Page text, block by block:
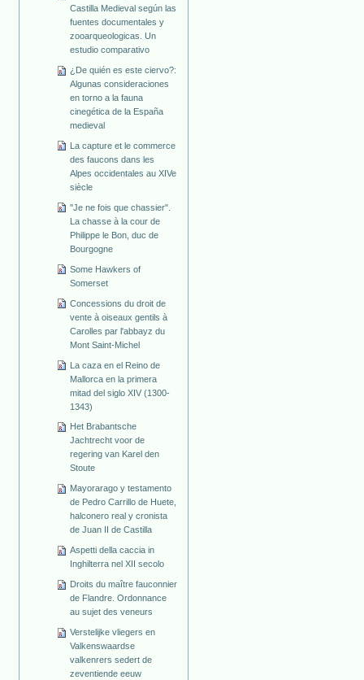
Castilla Medieval según las
fuentes documentales y
zooarqueologicas. Un
estudio comparativo
¿De quién es este ciervo?:
Algunas consideraciones
en torno a la fauna
cinegética de la España
medieval
La capture et le commerce
des faucons dans les
Alpes occidentales au XIVe
siècle
"Je ne fois que chassier".
La chasse à la cour de
Philippe le Bon, duc de
Bourgogne
Some Hawkers of
Somerset
Concessions du droit de
vente à oiseaux gentils à
Carolles par l'abbayz du
Mont Saint-Michel
La caza en el Reino de
Mallorca en la primera
mitad del siglo XIV (1300-
1343)
Het Brabantsche
Jachtrecht voor de
regering van Karel den
Stoute
Mayorarago y testamento
de Pedro Carrillo de Huete,
halconero real y cronista
de Juan II de Castilla
Aspetti della caccia in
Inghilterra nel XII secolo
Droits du maître fauconnier
de Flandre. Ordonnance
au sujet des veneurs
Verstelijke vliegers en
Valkenswaardse
valkenrers sedert de
zeventiende eeuw